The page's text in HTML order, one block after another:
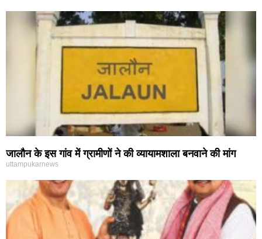
जालौन के इस गांव में ग्रामीणों ने की व्यायामशाला बनवाने की मांग
uttampukarnews